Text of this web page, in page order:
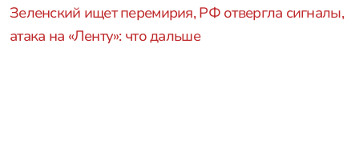
Зеленский ищет перемирия, РФ отвергла сигналы,
атака на «Ленту»: что дальше